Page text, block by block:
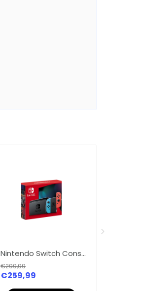
Nintendo Switch Console - rouge néon /bleue néon (Dernier modèle)
€259,99
€299,99